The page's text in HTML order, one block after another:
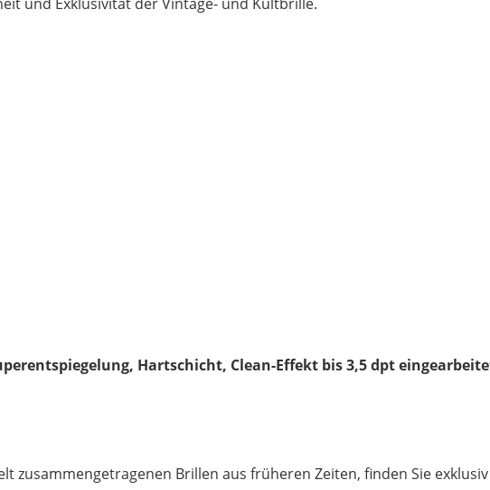
Hartschicht, Clean-Effekt bis 3,5 dpt
zusammengetragenen Brillen aus früheren Zeiten, finden Sie